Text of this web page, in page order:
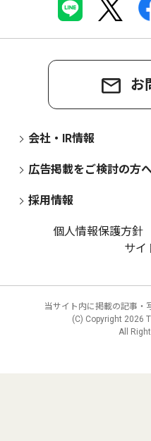
お
会社・IR情報
広告掲載をご検討の方
採用情報
個人情報保護方針
サイ
当サイト内に掲載の記事・
(C) Copyright 2026
All